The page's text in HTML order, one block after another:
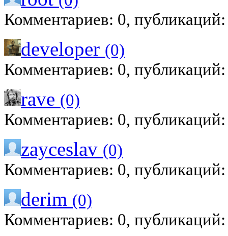
Комментариев: 0,
developer (0)
Комментариев: 0,
rave (0)
Комментариев: 0,
zayceslav (0)
Комментариев: 0,
derim (0)
Комментариев: 0,